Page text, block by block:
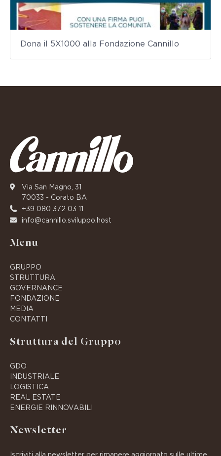
Dona il 5X1000 alla Fondazione Cannillo
Via San Magno, 31
70033 - Corato BA
+39 080 372 03 11
info@cannillo.sviluppo.host
Menu
GRUPPO
STRUTTURA
GOVERNANCE
FONDAZIONE
MEDIA
CONTATTI
Struttura del Gruppo
GDO
INDUSTRIALE
LOGISTICA
REAL ESTATE
ENERGIE RINNOVABILI
Newsletter